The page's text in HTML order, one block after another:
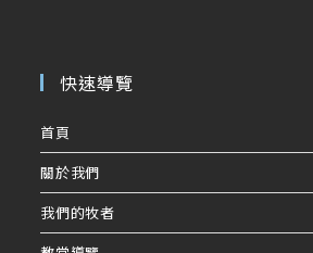
快速導覽
首頁
關於我們
我們的牧者